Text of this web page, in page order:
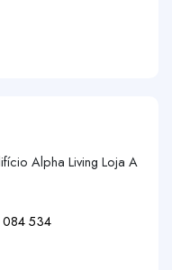
Alpha Living Loja A
534